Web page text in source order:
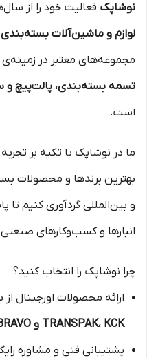
نوشاپک فعالیت خود را از
لوازم و ماشین‌آلات بسته‌بندی
مجموعه‌های معتبر در زمینه‌ی
تسمه بسته‌بندی، پالت‌پیچ و
است.
ما در نوشاپک با تکیه بر
بهترین برندها و محصولات
و بین‌المللی گردآوری کنیم تا
انبارها و کسب‌وکارهای
چرا نوشاپک را انتخاب کنید؟
ارائه محصولات اورجینال از
TRANSPAK، KCK و BRAVO
پشتیبانی فنی و مشاوره